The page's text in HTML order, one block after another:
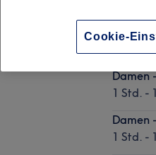
Damen
Damen
1 Std. -
Damen
1 Std. -
Cookie-